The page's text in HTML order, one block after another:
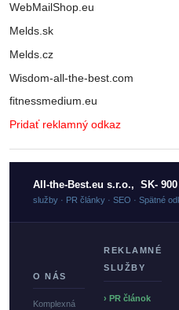
WebMailShop.eu
Melds.sk
Melds.cz
Wisdom-all-the-best.com
fitnessmedium.eu
Pridať reklamný odkaz
All-the-Best.eu s.r.o., SK-
služby · PR články · SEO · Spätné
O NÁS
Komplexná
REKLAMNÉ
SLUŽBY
› PR článok